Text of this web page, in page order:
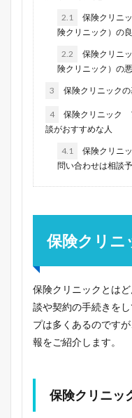
2.1
保険クリニ
険クリニック）の
2.2
保険クリニ
険クリニック）の
3 保険クリニック
4
保険クリニック
談がおすすめな人
4.1
保険クリニ
問い合わせは相談
保険クリニ
保険クリニックとは
談や契約の手続きを
プは多くあるのです
報をご紹介します。
保険クリニッ